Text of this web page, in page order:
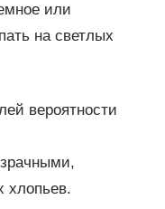
или
на светлых
вероятности
хлопьев.